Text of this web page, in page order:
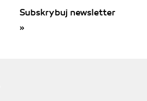
Subskrybuj newsletter
»